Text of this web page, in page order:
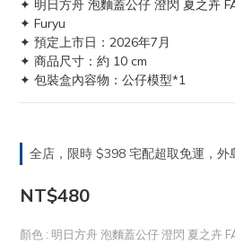
✦ 明日方舟 泡麵蓋公仔 澄閃 夏之卉
✦ Furyu
✦ 預定上市日：2026年7月
✦ 商品尺寸：約 10 cm
✦ 包裝盒內容物：公仔模型*1
全店，限時 $398 宅配超取免運，外
NT$480
顏色 : 明日方舟 泡麵蓋公仔 澄閃 夏之卉